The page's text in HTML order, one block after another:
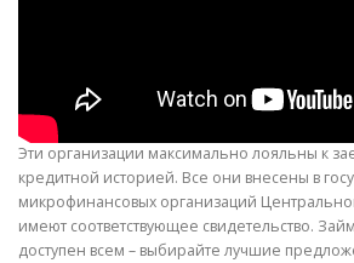
Эти организации максимально лояльны к
кредитной историей. Все они внесены в
микрофинансовых организаций
имеют соответствующее свидетельство.
доступен всем – выбирайте лучшие